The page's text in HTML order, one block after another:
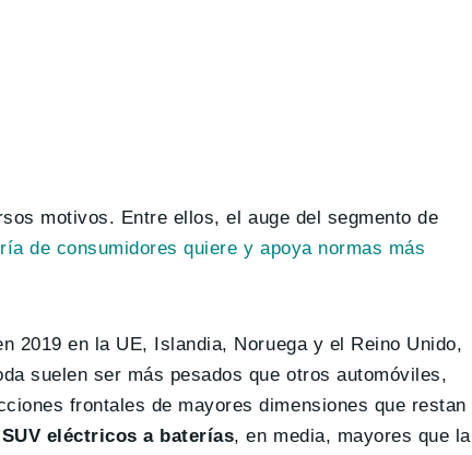
motivos. Entre ellos, el auge del segmento de
de consumidores quiere y apoya normas más
2019 en la UE, Islandia, Noruega y el Reino Unido,
suelen ser más pesados que otros automóviles,
frontales de mayores dimensiones que restan
eléctricos a baterías, en media, mayores que la